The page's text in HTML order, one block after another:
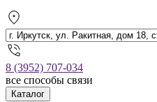
8 (3952) 707-034
все способы связи
Каталог